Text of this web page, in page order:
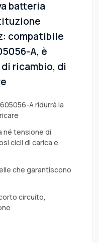
batteria
compatibile
A, è
ricambio, di
A ridurrà la
né tensione di
cicli di carica e
che garantiscono
circuito,